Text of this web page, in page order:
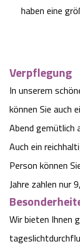
haben eine
Verpflegung
In unserem
können Sie auch
Abend gemütlich
Auch ein
Person können
Jahre zahlen nur
Wir bieten Ihnen